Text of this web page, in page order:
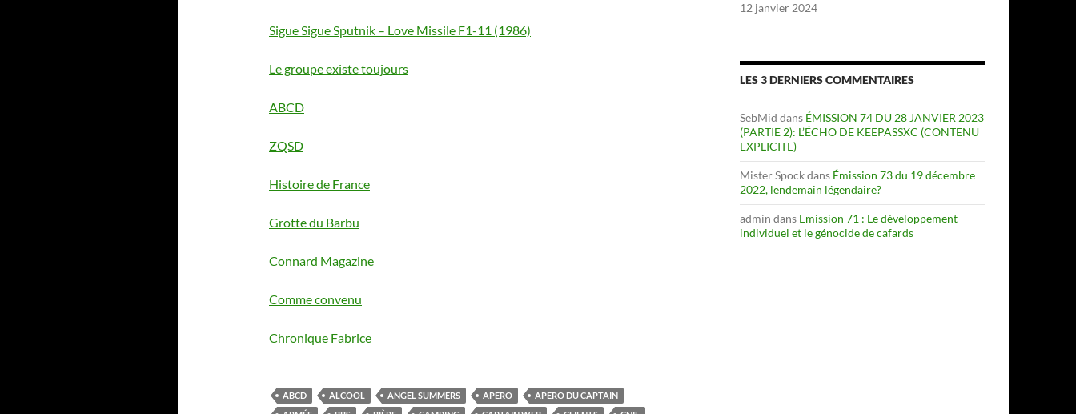
Sigue Sigue Sputnik – Love Missile F1-11 (1986)
Le groupe existe toujours
ABCD
ZQSD
Histoire de France
Grotte du Barbu
Connard Magazine
Comme convenu
Chronique Fabrice
ABCD ALCOOL ANGEL SUMMERS APERO
APERO DU CAPTAIN
12 janvier 2024
LES 3 DERNIERS COMMENTAIRES
SebMid dans ÉMISSION 74 DU 28 JANVIER 2023
(PARTIE 2): L’ÉCHO DE KEEPASSXC (CONTENU
EXPLICITE)
Mister Spockdans Émission 73 du 19 décembre
2022, lendemain légendaire?
admin dans Emission 71 : Le développement
individuel et le génocide de cafards